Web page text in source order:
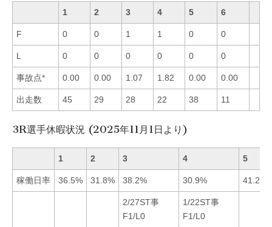
1 2 3 4 5 6
F 0 0 1 1 0 0
L 0 0 0 0 0 0
事故点* 0.00 0.00 1.07 1.82 0.00 0.00
出走数 45 29 28 22 38 11
3R選手休暇状況 (2025年11月1日より)
1 2 3 4 5
稼働日率 36.5% 31.8% 38.2% 30.9% 41.2%
2/27ST事
F1/L0
1/22ST事
F1/L0